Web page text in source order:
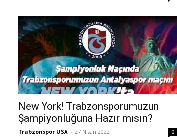
New York! Trabzonsporumuzun
Şampiyonluğuna Hazır mısın?
Trabzonspor USA - 27 Nisan 2022 0